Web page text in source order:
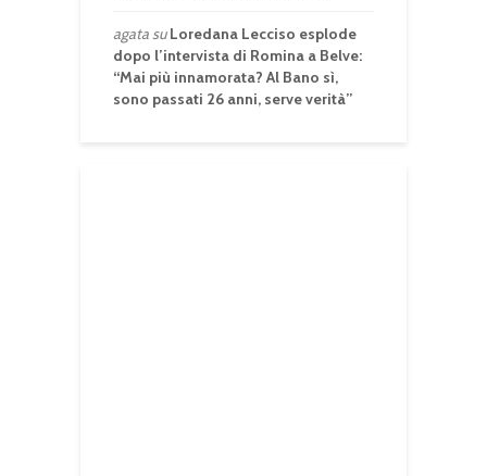
agatasuLoredana Lecciso esplode
dopo l’intervista di Romina a Belve:
“Mai più innamorata? Al Bano sì,
sono passati 26 anni, serve verità”